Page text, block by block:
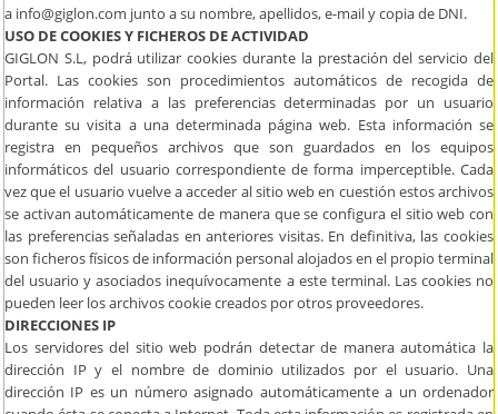
a info@giglon.com junto a su nombre, apellidos, e-mail y copia de DNI.
USO DE COOKIES Y FICHEROS DE ACTIVIDAD
GIGLON S.L, podrá utilizar cookies durante la prestación del servicio del
Portal. Las cookies son procedimientos automáticos de recogida de
información relativa a las preferencias determinadas por un usuario
durante su visita a una determinada página web. Esta información se
registra en pequeños archivos que son guardados en los equipos
informáticos del usuario correspondiente de forma imperceptible. Cada
vez que el usuario vuelve a acceder al sitio web en cuestión estos archivos
se activan automáticamente de manera que se configura el sitio web con
las preferencias señaladas en anteriores visitas. En definitiva, las cookies
son ficheros físicos de información personal alojados en el propio terminal
del usuario y asociados inequívocamente a este terminal. Las cookies no
pueden leer los archivos cookie creados por otros proveedores.
DIRECCIONES IP
Los servidores del sitio web podrán detectar de manera automática la
dirección IP y el nombre de dominio utilizados por el usuario. Una
dirección IP es un número asignado automáticamente a un ordenador